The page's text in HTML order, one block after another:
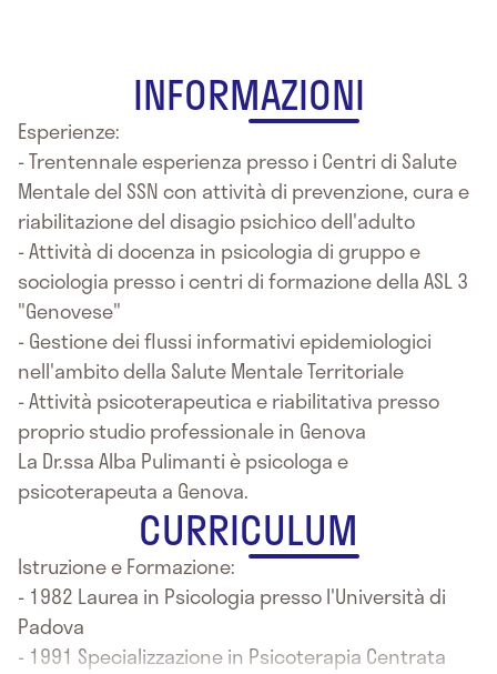
INFORMAZIONI
Esperienze:
- Trentennale esperienza presso i Centri di Salute
Mentale del SSN con attività di prevenzione, cura e
riabilitazione del disagio psichico dell'adulto
- Attività di docenza in psicologia di gruppo e
sociologia presso i centri di formazione della ASL 3
"Genovese"
- Gestione dei flussi informativi epidemiologici
nell'ambito della Salute Mentale Territoriale
- Attività psicoterapeutica e riabilitativa presso
proprio studio professionale in Genova
La Dr.ssa Alba Pulimanti è psicologa e
psicoterapeuta a Genova.
CURRICULUM
Istruzione e Formazione:
- 1982 Laurea in Psicologia presso l'Università di
Padova
- 1991 Specializzazione in Psicoterapia Centrata